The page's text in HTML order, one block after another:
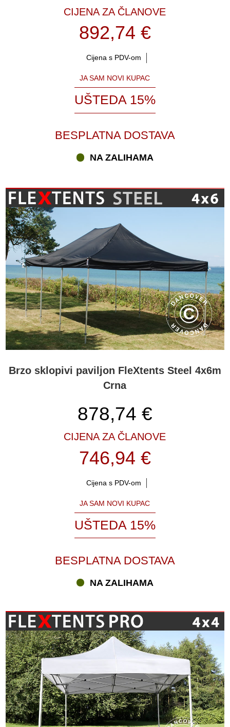
CIJENA ZA ČLANOVE
892,74 €
Cijena s PDV-om
JA SAM NOVI KUPAC
UŠTEDA 15%
BESPLATNA DOSTAVA
NA ZALIHAMA
Brzo sklopivi paviljon FleXtents Steel 4x6m
Crna
878,74 €
CIJENA ZA ČLANOVE
746,94 €
Cijena s PDV-om
JA SAM NOVI KUPAC
UŠTEDA 15%
BESPLATNA DOSTAVA
NA ZALIHAMA